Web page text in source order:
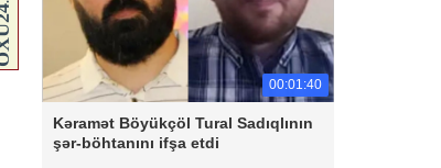
00:01:40
Kəramət Böyükçöl Tural Sadıqlının
şər-böhtanını ifşa etdi